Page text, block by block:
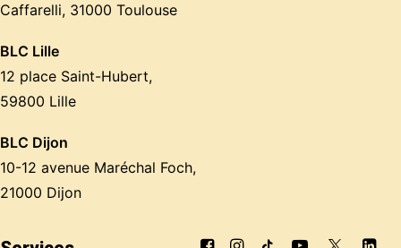
Caffarelli, 31000 Toulouse
BLC Lille
12 place Saint-Hubert,
59800 Lille
BLC Dijon
10-12 avenue Maréchal Foch,
21000 Dijon